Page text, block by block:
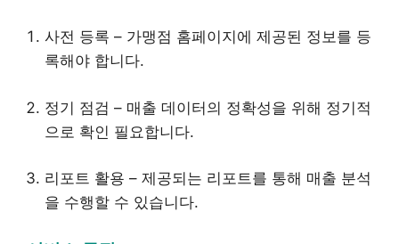
사전 등록 – 가맹점 홈페이지에 제공된 정보를 등
록해야 합니다.
정기 점검 – 매출 데이터의 정확성을 위해 정기적
으로 확인 필요합니다.
리포트 활용 – 제공되는 리포트를 통해 매출 분석
을 수행할 수 있습니다.